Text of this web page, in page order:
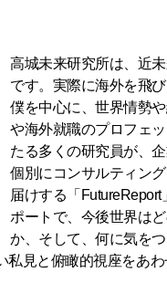
高城未来研究所は、近
です。実際に海外を飛
僕を中心に、世界情勢
や海外就職のプロフェ
たる多くの研究員が、
個別にコンサルティン
届けする「
ポートで、今後世界は
か、そして、何に気を
私見と俯瞰的視座をあ